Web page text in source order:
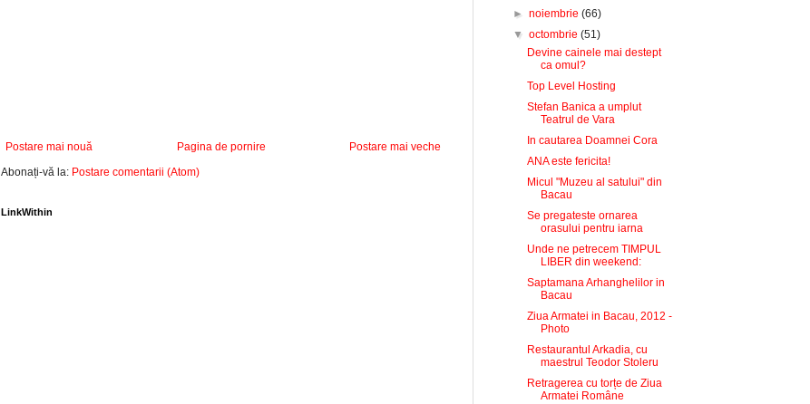
Postare mai nouă Postare mai veche
Pagina de pornire
Abonați-vă la: Postare comentarii (Atom)
LinkWithin
►noiembrie(66)
▼octombrie(51)
Devine cainele mai destept
ca omul?
Top Level Hosting
Stefan Banica a umplut
Teatrul de Vara
In cautarea Doamnei Cora
ANA este fericita!
Micul "Muzeu al satului" din
Bacau
Se pregateste ornarea
orasului pentru iarna
Unde ne petrecem TIMPUL
LIBER din weekend:
Saptamana Arhanghelilor in
Bacau
Ziua Armatei in Bacau, 2012 -
Photo
Restaurantul Arkadia, cu
maestrul Teodor Stoleru
Retragerea cu torțe de Ziua
Armatei Române